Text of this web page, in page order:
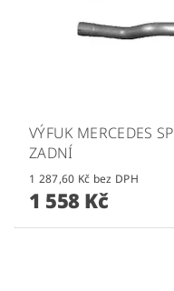
VÝFUK MERCEDES
ZADNÍ
1 287,60 Kč bez DPH
1 558 Kč